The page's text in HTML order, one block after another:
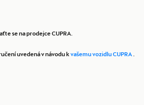
se na prodejce CUPRA.
uvedená v návodu k vašemu vozidlu CUPRA